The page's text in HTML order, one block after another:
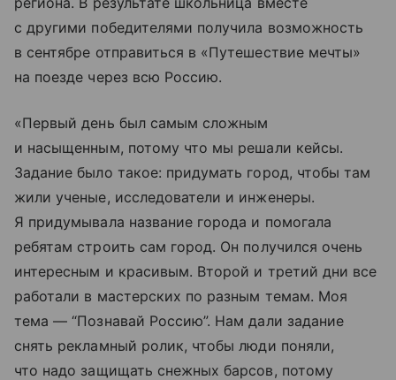
с другими победителями получила возможность
в сентябре отправиться в «Путешествие мечты»
на поезде через всю Россию.
«Первый день был самым сложным
и насыщенным, потому что мы решали кейсы.
Задание было такое: придумать город, чтобы там
жили ученые, исследователи и инженеры.
Я придумывала название города и помогала
ребятам строить сам город. Он получился очень
интересным и красивым. Второй и третий дни все
работали в мастерских по разным темам. Моя
тема — “Познавай Россию”. Нам дали задание
снять рекламный ролик, чтобы люди поняли,
что надо защищать снежных барсов, потому